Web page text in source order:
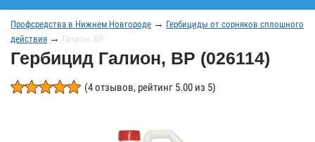
Профсредства в Нижнем Новгороде → Гербициды от сорняков сплошного
действия → Галион, ВР
Гербицид Галион, ВР (026114)
(4отзывов, рейтинг 5.00 из 5)